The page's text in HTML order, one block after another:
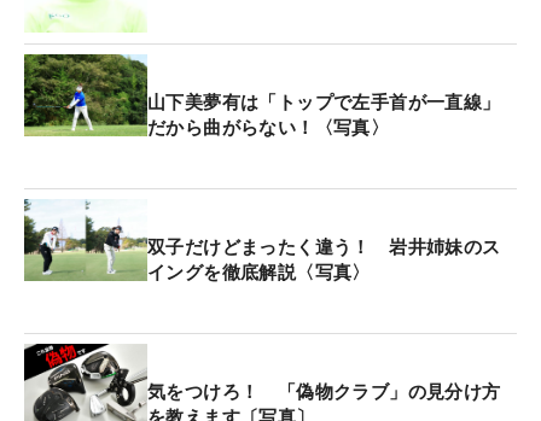
メートル、3メートルとチャンスは多く作ったが、
最後の一打がなかなかかみ合わなかった。「前より
攻め方はよくなっている。縦距離もだいぶ合ってる
かなと思いますし、このプレーをとりあえず続けて
いけるように」と、前を向いている。
「AIG女子オープン」（全英）でメジャー制覇を果
たし、その後は日本ツアー出場も挟みながら、休養
の時間も取った。米ツアーを2試合休んだのちに出
間のオープンウィークを過ごして迎えた今週が4位
と、2試合連続でトップ10入りはさすがの安定感
だ。今季はこれが9度目のトップ10入りと、いつ2勝
山下美夢有は「トップで左手首が一直線」
だから曲がらない！〈写真〉
双子だけどまったく違う！ 岩井姉妹のス
イングを徹底解説〈写真〉
気をつけろ！ 「偽物クラブ」の見分け方